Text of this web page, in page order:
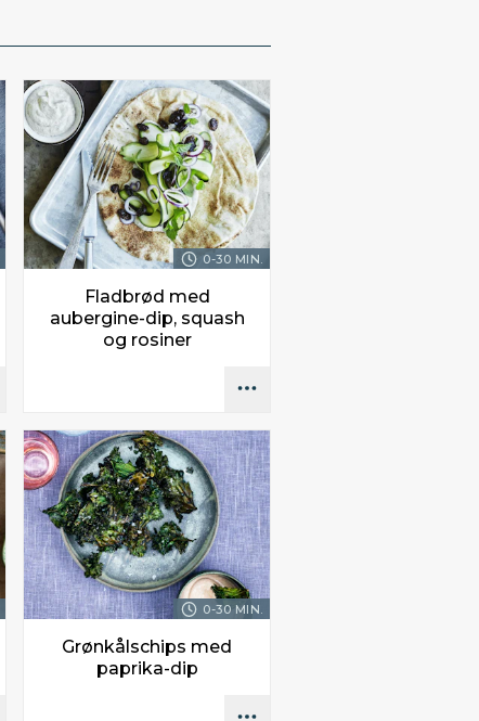
0-30 MIN.
Fladbrød med
aubergine-dip, squash
og rosiner
0-30 MIN.
Grønkålschips med
paprika-dip